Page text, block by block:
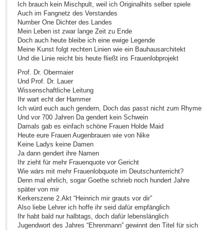
Ich brauch kein Mischpult, weil ich Originalhits selber spiele
Auch im Fangnetz des Verstandes
Number One Dichter des Landes
Mein Leben ist zwar lange Zeit zu Ende
Doch auch heute bleibe ich eine ewige Legende
Meine Kunst folgt rechten Linien wie ein Bauhausarchitekt
Und die Linie reicht bis heute fließt ins Frauenlobprojekt
Prof. Dr. Obermaier
Und Prof. Dr. Lauer
Wissenschaftliche Leitung
Ihr wart echt der Hammer
Ich würd euch auch gendern, Doch das passt nicht zum Rhyme
Und vor 700 Jahren Da gendert kein Schwein
Damals gab es einfach schöne Frauen Holde Maid
Heute eure Frauen Augenbrauen wie von Nike
Keine Ladys keine Damen
Ja dann gendert ihre Namen
Ihr zieht für mehr Frauenquote vor Gericht
Wie wärs mit mehr Frauenlobquote im Deutschunterricht?
Denn mal ehrlich, sogar Goethe schrieb noch hundert Jahre
später von mir
Kerkerszene 2.Akt “Heinrich mir grauts vor dir”
Also liebe Lehrer ich hoffe ihr seid dafür empfänglich
Ihr habt bald nur halbtags, doch dafür lebenslänglich
Jugendwort des Jahres “Ehrenmann” gewinnt den Titel für sich